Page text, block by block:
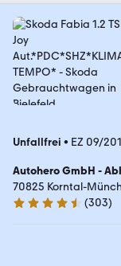
Unfallfrei • EZ 09/
Autohero GmbH -
70825 Korntal-
4.4 Sterne
(303)